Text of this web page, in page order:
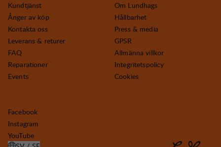
Kundtjänst
Ånger av köp
Kontakta oss
Leverans & returer
FAQ
Reparationer
Events
Om Lundhags
Hållbarhet
Press & media
GPSR
Allmänna villkor
Integritetspolicy
Cookies
Facebook
Instagram
YouTube